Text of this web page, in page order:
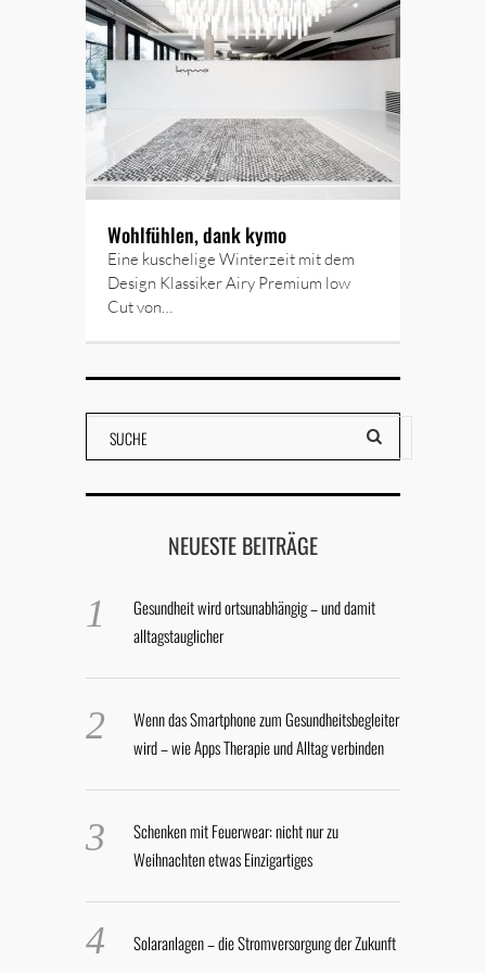
Wohlfühlen, dank kymo
Eine kuschelige Winterzeit mit dem
Design Klassiker Airy Premium low
Cut von…
NEUESTE BEITRÄGE
Gesundheit wird ortsunabhängig – und damit
alltagstauglicher
Wenn das Smartphone zum Gesundheitsbegleiter
wird – wie Apps Therapie und Alltag verbinden
Schenken mit Feuerwear: nicht nur zu
Weihnachten etwas Einzigartiges
Solaranlagen – die Stromversorgung der Zukunft